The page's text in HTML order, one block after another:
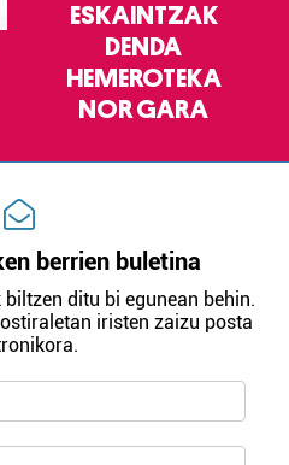
ESKAINTZAK
DENDA
HEMEROTEKA
NOR GARA
berrien buletina
ditu bi egunean behin.
iristen zaizu posta